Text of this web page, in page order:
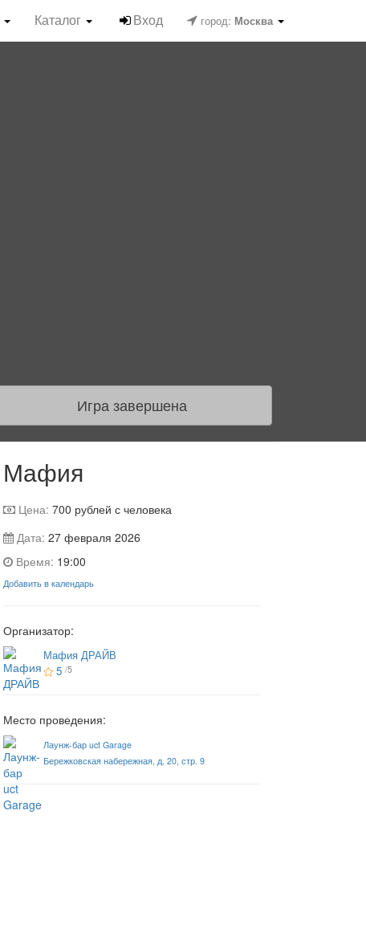
город: Москва
Каталог Вход
Игра завершена
Мафия
Цена: 700 рублей с человека
Дата: 27 февраля 2026
Время: 19:00
Добавить в календарь
Организатор:
Мафия ДРАЙВ
5 /5
Место проведения:
Лаунж-бар uct Garage
Бережковская набережная, д. 20, стр. 9